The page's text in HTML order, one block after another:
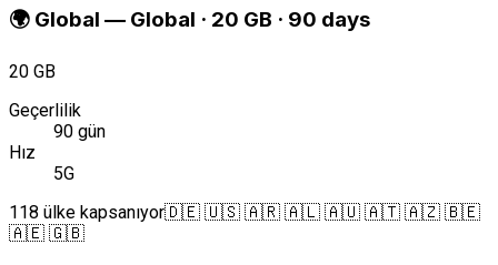
🌍 Global — Global · 20 GB · 90 days
20 GB
Geçerlilik
90 gün
Hız
5G
118 ülke kapsanıyor🇩🇪 🇺🇸 🇦🇷 🇦🇱 🇦🇺 🇦🇹 🇦🇿 🇧🇪
🇦🇪 🇬🇧